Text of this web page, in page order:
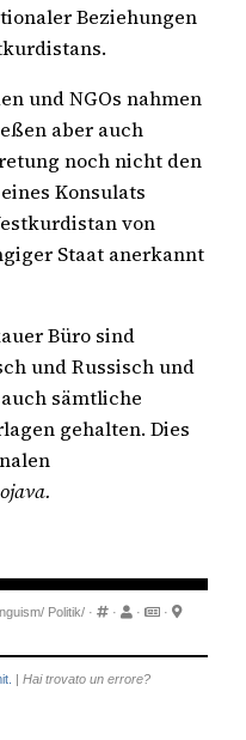
Beziehungen
und NGOs nahmen
aber auch
noch nicht den
Konsulats
von
Staat anerkannt
Büro sind
und Russisch und
sämtliche
gehalten. Dies
Politik/ · · ·
·
| Hai trovato un errore?